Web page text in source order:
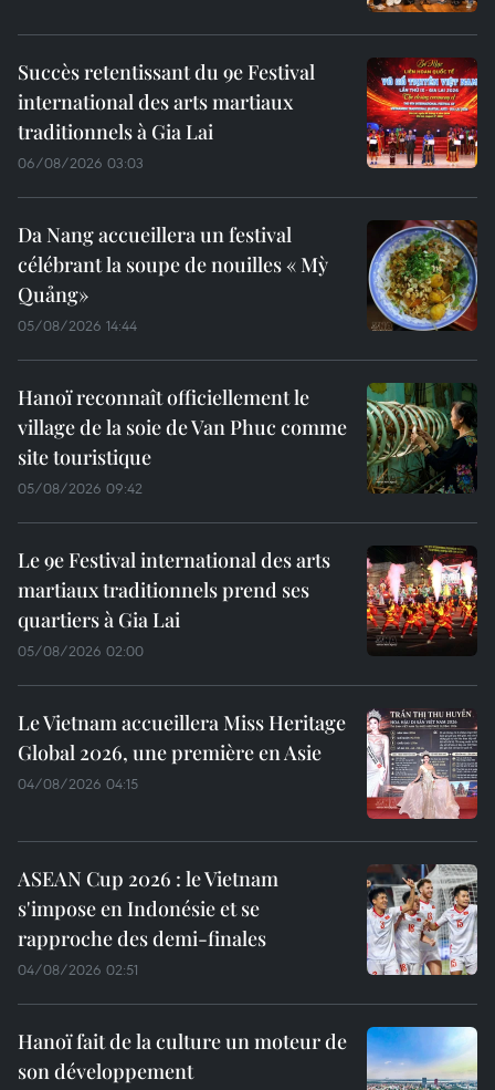
Succès retentissant du 9e Festival
international des arts martiaux
traditionnels à Gia Lai
06/08/2026 03:03
Da Nang accueillera un festival
célébrant la soupe de nouilles « Mỳ
Quảng»
05/08/2026 14:44
Hanoï reconnaît officiellement le
village de la soie de Van Phuc comme
site touristique
05/08/2026 09:42
Le 9e Festival international des arts
martiaux traditionnels prend ses
quartiers à Gia Lai
05/08/2026 02:00
Le Vietnam accueillera Miss Heritage
Global 2026, une première en Asie
04/08/2026 04:15
ASEAN Cup 2026 : le Vietnam
s'impose en Indonésie et se
rapproche des demi-finales
04/08/2026 02:51
Hanoï fait de la culture un moteur de
son développement